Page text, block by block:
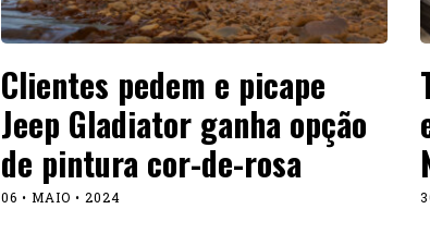
Clientes pedem e picape
Jeep Gladiator ganha opção
de pintura cor-de-rosa
06 • MAIO • 2024